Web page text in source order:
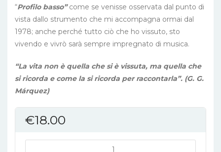
“Profilo basso”come se venisse osservata dal punto di
vista dallo strumento che mi accompagna ormai dal
1978; anche perché tutto ciò che ho vissuto, sto
vivendo e vivrò sarà sempre impregnato di musica.
“La vita non è quella che si è vissuta, ma quella che
si ricorda e come la si ricorda per raccontarla”. (G. G.
Márquez)
€18.00